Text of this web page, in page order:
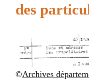
des
©Archives